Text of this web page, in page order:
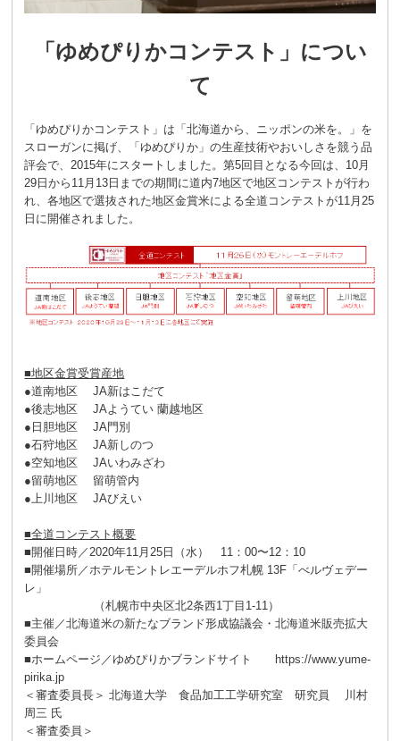
「 ゆめぴりかコンテスト」につい
て
「ゆめぴりかコンテスト」は「北海道から、ニッポンの米を。」を
スローガンに掲げ、「ゆめぴりか」の生産技術やおいしさを競う品
評会で、2015年にスタートしました。第5回目となる今回は、10月
29日から11月13日までの期間に道内7地区で地区コンテストが行わ
れ、各地区で選抜された地区金賞米による全道コンテストが11月25
日に開催されました。
■地区金賞受賞産地
●道南地区 JA新はこだて
●後志地区 JAようてい 蘭越地区
●日胆地区 JA門別
●石狩地区 JA新しのつ
●空知地区 JAいわみざわ
●留萌地区 留萌管内
●上川地区 JAびえい
■全道コンテスト概要
■開催日時／2020年11月25日（水） 11：00〜12：10
■開催場所／ホテルモントレエーデルホフ札幌 13F「べルヴェデー
レ」
（札幌市中央区北2条西1丁目1-11）
■主催／北海道米の新たなブランド形成協議会・北海道米販売拡大
委員会
■ホームページ／ゆめぴりかブランドサイト https://www.yume-
pirika.jp
＜審査委員長＞ 北海道大学 食品加工工学研究室 研究員 川村
周三 氏
＜審査委員＞